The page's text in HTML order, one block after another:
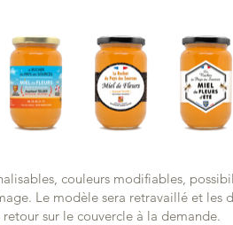
couleurs modifiables,
Le modèle sera retravaillé et les
sur le couvercle à la demande.